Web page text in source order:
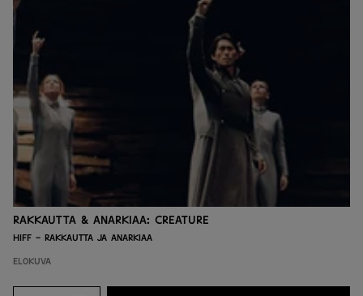
Rakkautta & Anarkiaa: Creature
HIFF - Rakkautta ja anarkiaa
Elokuva